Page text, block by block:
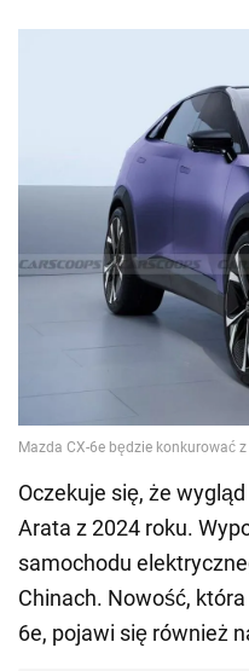
Oczekuje się, że
Arata z 2024 roku.
samochodu
Chinach. Nowość,
6e, pojawi się również